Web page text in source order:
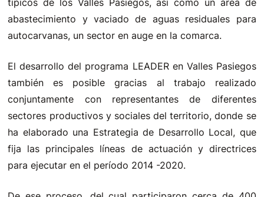
típicos de los Valles Pasiegos, así como un área de
abastecimiento y vaciado de aguas residuales para
autocarvanas, un sector en auge en la comarca.
El desarrollo del programa LEADER en Valles Pasiegos
también es posible gracias al trabajo realizado
conjuntamente con representantes de diferentes
sectores productivos y sociales del territorio, donde se
ha elaborado una Estrategia de Desarrollo Local, que
fija las principales líneas de actuación y directrices
para ejecutar en el período 2014 -2020.